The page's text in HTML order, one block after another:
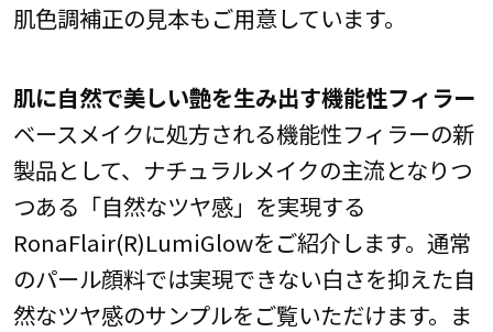
肌色調補正の見本もご用意しています。
肌に自然で美しい艶を生み出す機能性フィラー
ベースメイクに処方される機能性フィラーの新
製品として、ナチュラルメイクの主流となりつ
つある「自然なツヤ感」を実現する
RonaFlair(R)LumiGlowをご紹介します。通常
のパール顔料では実現できない白さを抑えた自
然なツヤ感のサンプルをご覧いただけます。ま